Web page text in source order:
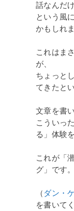
話なんだ
という風
かもしれ
これはま
が、
ちょっと
てきたと
文章を書
こういっ
る」体験
これが「
グ」です。
（ ダン・
を書いて